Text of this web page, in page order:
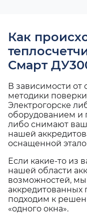
Как
Смарт
В зависимости от
методики
Электрогорске
оборудованием и
либо снимают
нашей
оснащенной
Если какие-то из
нашей области
возможностей,
аккредитованных
подходим к
«одного окна».